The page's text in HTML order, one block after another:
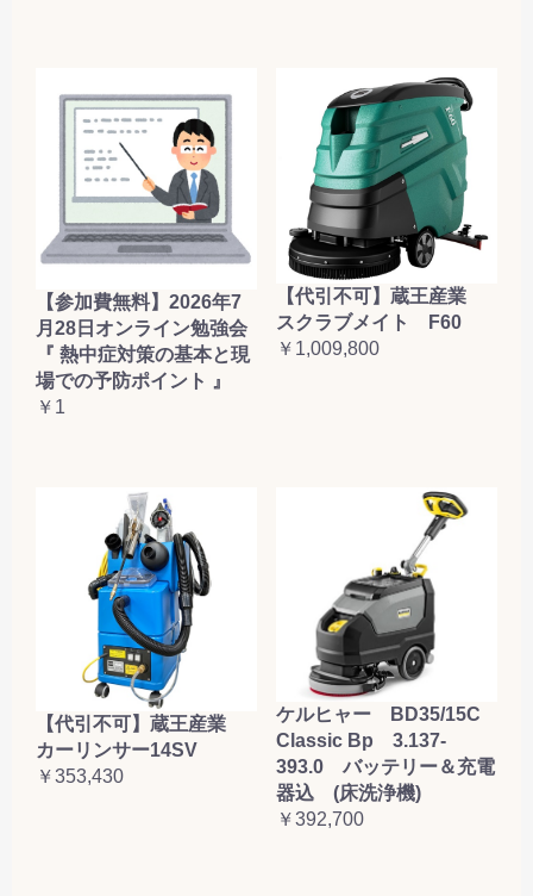
【参加費無料】2026年7
月28日オンライン勉強会
『 熱中症対策の基本と現
場での予防ポイント 』
￥1
【代引不可】蔵王産業
スクラブメイト F60
￥1,009,800
【代引不可】蔵王産業
カーリンサー14SV
￥353,430
ケルヒャー BD35/15C
Classic Bp 3.137-
393.0 バッテリー＆充電
器込 (床洗浄機)
￥392,700